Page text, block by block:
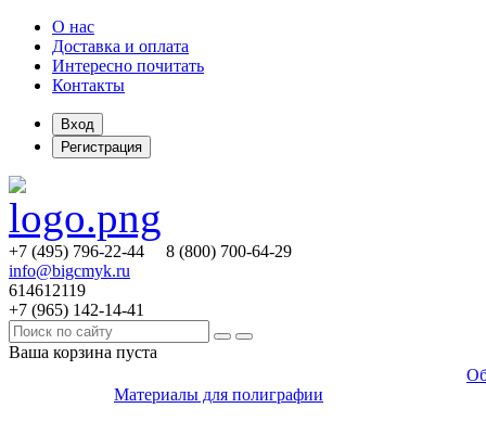
О нас
Доставка и оплата
Интересно почитать
Контакты
Вход
Регистрация
+7 (495) 796-22-44 8 (800) 700-64-29
info@bigcmyk.ru
614612119
+7 (965) 142-14-41
Ваша корзина пуста
Материалы для полиграфии